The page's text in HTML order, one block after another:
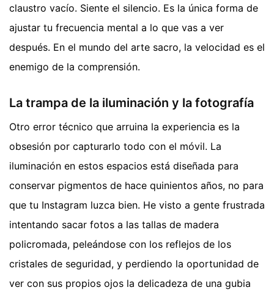
claustro vacío. Siente el silencio. Es la única forma de
ajustar tu frecuencia mental a lo que vas a ver
después. En el mundo del arte sacro, la velocidad es el
enemigo de la comprensión.
La trampa de la iluminación y la fotografía
Otro error técnico que arruina la experiencia es la
obsesión por capturarlo todo con el móvil. La
iluminación en estos espacios está diseñada para
conservar pigmentos de hace quinientos años, no para
que tu Instagram luzca bien. He visto a gente frustrada
intentando sacar fotos a las tallas de madera
policromada, peleándose con los reflejos de los
cristales de seguridad, y perdiendo la oportunidad de
ver con sus propios ojos la delicadeza de una gubia